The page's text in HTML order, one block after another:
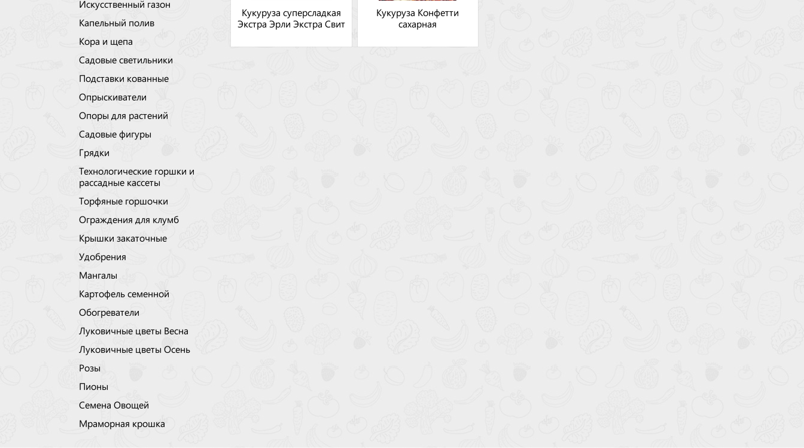
Искусственный газон
Капельный полив
Кора и щепа
Садовые светильники
Подставки кованные
Опрыскиватели
Опоры для растений
Садовые фигуры
Грядки
Технологические горшки и
рассадные кассеты
Торфяные горшочки
Ограждения для клумб
Крышки закаточные
Удобрения
Мангалы
Картофель семенной
Обогреватели
Луковичные цветы Весна
Луковичные цветы Осень
Розы
Пионы
Семена Овощей
Мраморная крошка
Кукуруза суперсладкая
Экстра Эрли Экстра Свит
Кукуруза Конфетти
сахарная